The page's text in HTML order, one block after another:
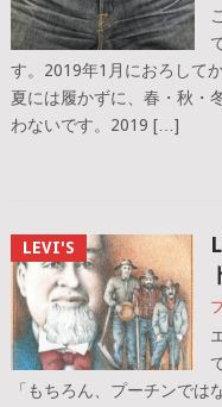
す。2019年1月におろして
夏には履かずに、春・秋・
わないです。2019 […]
LEVI'S
「もちろん、プーチンでは